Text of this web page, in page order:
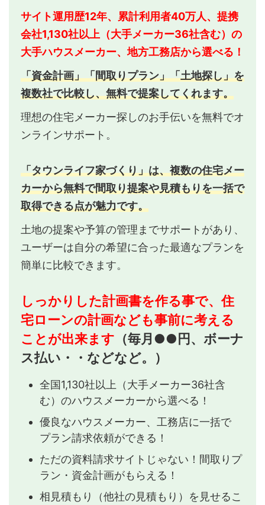
サイト運用歴12年、累計利用者40万人、提携
会社1,130社以上（大手メーカー36社含む）の
大手ハウスメーカー、地方工務店から選べる！
「資金計画」「間取りプラン」「土地探し」を
複数社で比較し、無料で提案してくれます。
理想の住宅メーカー探しのお手伝いを無料でオ
ンラインサポート。
「タウンライフ家づくり」は、複数の住宅メー
カーから無料で間取り提案や見積もりを一括で
取得できる点が魅力です。
土地の提案や予算の管理までサポートがあり、
ユーザーは自分の希望に合った最適なプランを
簡単に比較できます。
しっかりした計画書を作る事で、住
宅ローンの計画なども事前に考える
ことが出来ます （毎月●●円、ボーナ
ス払い・・などなど。）
全国1,130社以上（大手メーカー36社含
む）のハウスメーカーから選べる！
優良なハウスメーカー、工務店に一括で
プラン請求依頼ができる！
ただの資料請求サイトじゃない！間取りプ
ラン・資金計画がもらえる！
相見積もり（他社の見積もり）を見せるこ